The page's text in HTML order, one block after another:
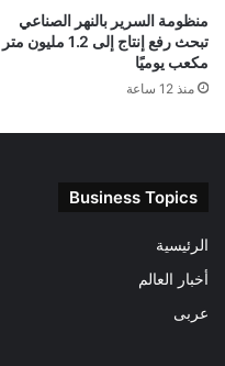
منظومة السرير بالنهر الصناعي
تبحث رفع إنتاج إلى 1.2 مليون متر
مكعب يوميًا
منذ 12 ساعة
Business Topics
الرئيسية
أخبار العالم
عربى